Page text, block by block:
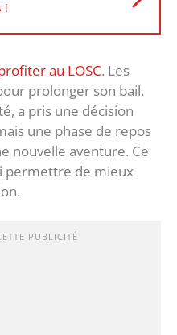
!
au LOSC. Les
prolonger son bail.
a pris une décision
une phase de repos
nouvelle aventure. Ce
permettre de mieux
PUBLICITÉ